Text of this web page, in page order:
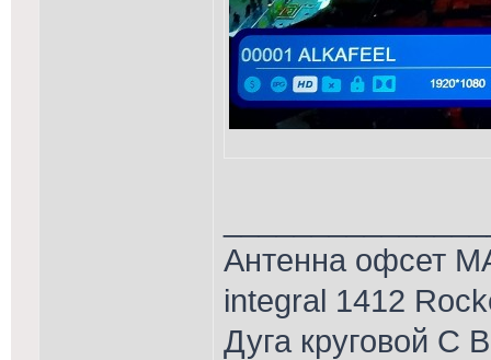
Антенна офсет
integral 1412
Дуга круговой С